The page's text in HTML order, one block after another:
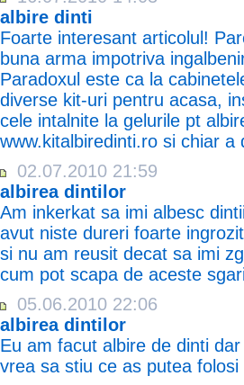
albire dinti
Foarte interesant articolul!
buna arma impotriva
Paradoxul este ca la
diverse kit-uri pentru acasa,
cele intalnite la gelurile pt
www.kitalbiredinti.ro si chiar a
02.07.2010 21:59
albirea dintilor
Am inkerkat sa imi albesc
avut niste dureri foarte
si nu am reusit decat sa imi
cum pot scapa de aceste
05.06.2010 22:06
albirea dintilor
Eu am facut albire de dinti
vrea sa stiu ce as putea